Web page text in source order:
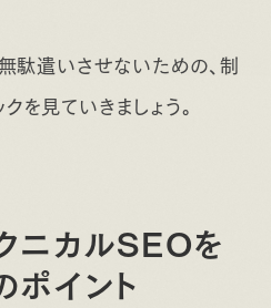
無駄遣いさせないための、制
を見ていきましょう。
ニカルSEOを
イント